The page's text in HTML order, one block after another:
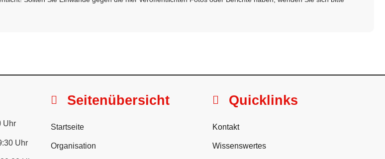
Uhr
Uhr
Seitenübersicht
Startseite
Organisation
Quicklinks
Kontakt
Wissenswertes